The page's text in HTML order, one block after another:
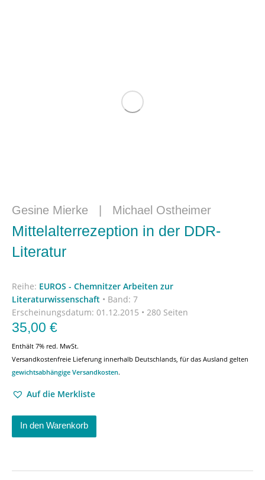
Gesine Mierke | Michael Ostheimer
Mittelalterrezeption in der DDR-
Literatur
Reihe: EUROS - Chemnitzer Arbeiten zur
Literaturwissenschaft • Band: 7
Erscheinungsdatum: 01.12.2015 • 280 Seiten
35,00 €
Enthält 7% red. MwSt.
Versandkostenfreie Lieferung innerhalb Deutschlands, für das Ausland gelten
gewichtsabhängige Versandkosten.
Auf die Merkliste
In den Warenkorb